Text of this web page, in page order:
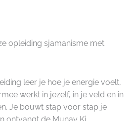
opleiding sjamanisme met
leer je hoe je energie voelt,
werkt in jezelf, in je veld en in
Je bouwt stap voor stap je